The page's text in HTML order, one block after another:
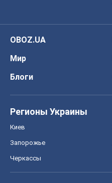
OBOZ.UA
Мир
Блоги
Регионы Украины
Киев
Запорожье
Черкассы